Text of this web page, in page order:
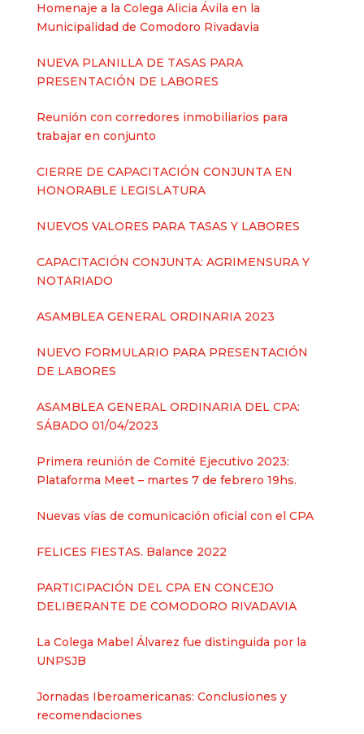
Homenaje a la Colega Alicia Ávila en la
Municipalidad de Comodoro Rivadavia
NUEVA PLANILLA DE TASAS PARA
PRESENTACIÓN DE LABORES
Reunión con corredores inmobiliarios para
trabajar en conjunto
CIERRE DE CAPACITACIÓN CONJUNTA EN
HONORABLE LEGISLATURA
NUEVOS VALORES PARA TASAS Y LABORES
CAPACITACIÓN CONJUNTA: AGRIMENSURA Y
NOTARIADO
ASAMBLEA GENERAL ORDINARIA 2023
NUEVO FORMULARIO PARA PRESENTACIÓN
DE LABORES
ASAMBLEA GENERAL ORDINARIA DEL CPA:
SÁBADO 01/04/2023
Primera reunión de Comité Ejecutivo 2023:
Plataforma Meet – martes 7 de febrero 19hs.
Nuevas vías de comunicación oficial con el CPA
FELICES FIESTAS. Balance 2022
PARTICIPACIÓN DEL CPA EN CONCEJO
DELIBERANTE DE COMODORO RIVADAVIA
La Colega Mabel Álvarez fue distinguida por la
UNPSJB
Jornadas Iberoamericanas: Conclusiones y
recomendaciones